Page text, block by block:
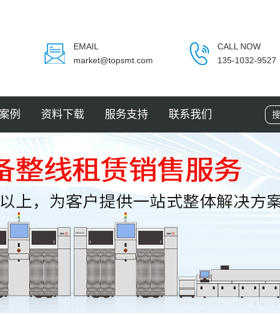
EMAIL
CALL NOW
market@topsmt.com
135-1032-9527
例 资料下载 服务支持 联系我们